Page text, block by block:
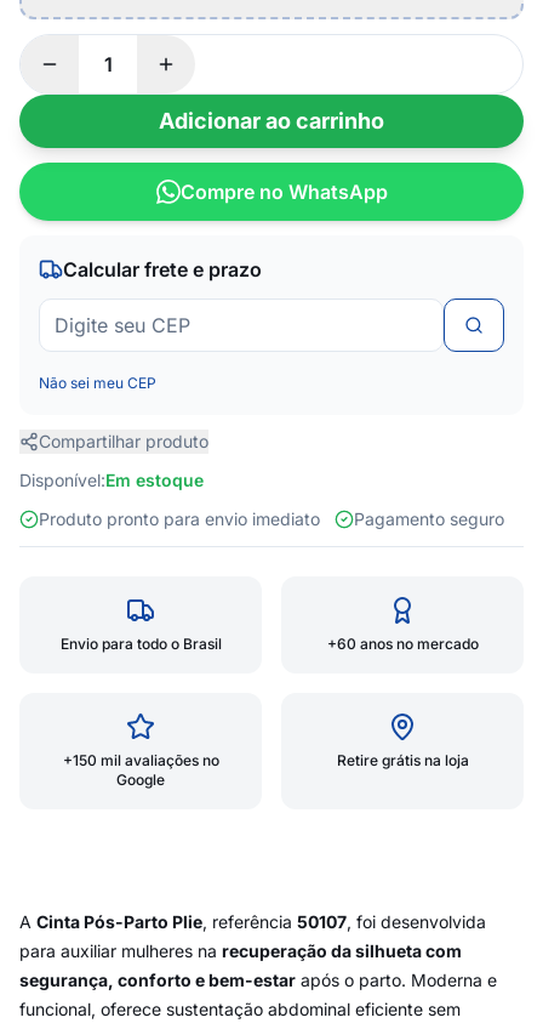
Adicionar ao carrinho
Compre no WhatsApp
Calcular frete e prazo
Não sei meu CEP
Compartilhar produto
Disponível:Em estoque
Produto pronto para envio imediato
Pagamento seguro
Envio para todo o Brasil +60 anos no mercado
+150 mil avaliações no
Google
Retire grátis na loja
A Cinta Pós-Parto Plie, referência 50107, foi desenvolvida
para auxiliar mulheres na recuperação da silhueta com
segurança, conforto e bem-estar após o parto. Moderna e
funcional, oferece sustentação abdominal eficiente sem